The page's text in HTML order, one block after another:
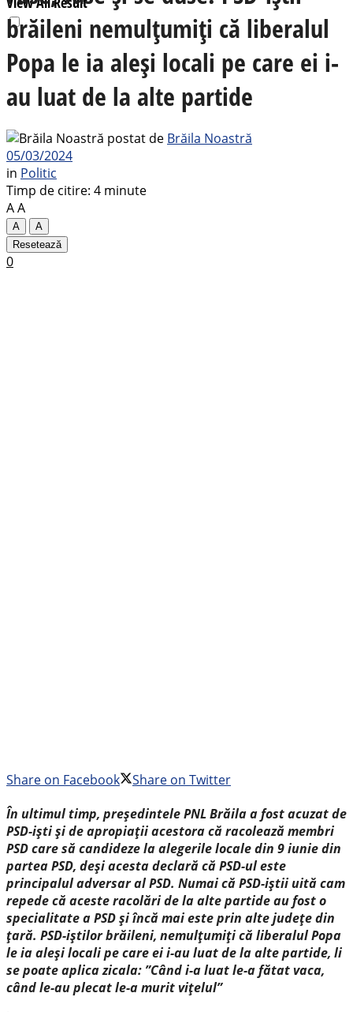
brăileni nemulțumiți că liberalul
Popa le ia aleși locali pe care ei i-
au luat de la alte partide
postat de Brăila Noastră
05/03/2024
in Politic
Timp de citire: 4 minute
AA
A
A
Resetează
0
Share on Facebook
Share on Twitter
În ultimul timp, președintele PNL Brăila a fost acuzat de
PSD-iști și de apropiații acestora că racolează membri
PSD care să candideze la alegerile locale din 9 iunie din
partea PSD, deși acesta declară că PSD-ul este
principalul adversar al PSD. Numai că PSD-iștii uită cam
repede că aceste racolări de la alte partide au fost o
specialitate a PSD și încă mai este prin alte județe din
țară. PSD-iștilor brăileni, nemulțumiți că liberalul Popa
le ia aleși locali pe care ei i-au luat de la alte partide, li
se poate aplica zicala: ”Când i-a luat le-a fătat vaca,
când le-au plecat le-a murit vițelul”